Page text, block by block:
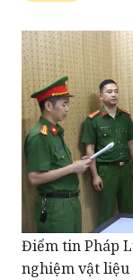
Điểm tin Pháp
nghiệm vật liệu